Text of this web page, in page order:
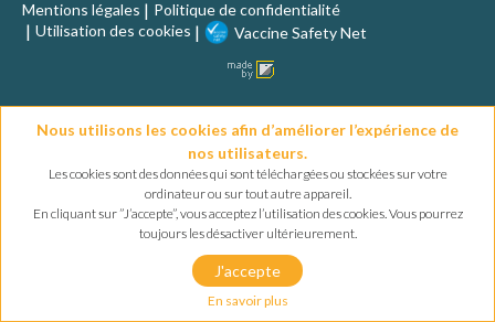
QUESTIONS FRÉQUENTES
Mentions légales
Politique de confidentialité
Utilisation des cookies
Vaccine Safety Net
Nous utilisons les cookies afin d’améliorer l’expérience de
nos utilisateurs.
Les cookies sont des données qui sont téléchargées ou stockées sur votre
ordinateur ou sur tout autre appareil.
En cliquant sur ”J’accepte”, vous acceptez l’utilisation des cookies. Vous pourrez
toujours les désactiver ultérieurement.
J'accepte
En savoir plus